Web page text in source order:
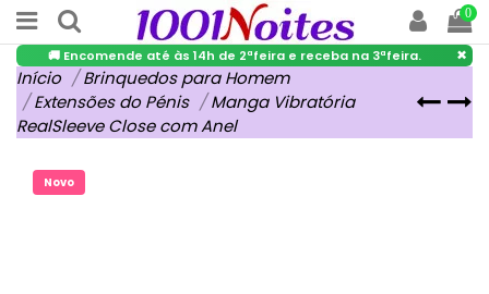
0
🚚 Encomende até às 14h de 2ªfeira e receba na 3ªfeira. ×
Início
Brinquedos para Homem
Extensões do Pénis
Manga Vibratória
RealSleeve Close com Anel
Novo